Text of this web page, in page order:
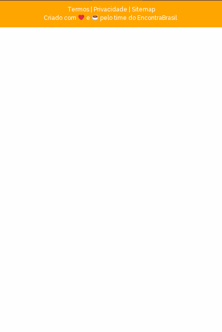
Termos| Privacidade
Sitemap
Criado com
e pelo time do EncontraBrasil